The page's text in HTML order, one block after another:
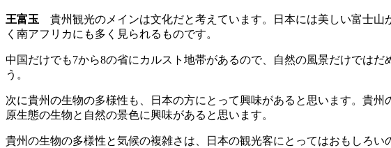
王富玉 貴州観光のメインは文化だと考えています。日本には美しい富士
く南アフリカにも多く見られるものです。
中国だけでも7から8の省にカルスト地帯があるので、自然の風景だけでは
う。
次に貴州の生物の多様性も、日本の方にとって興味があると思います。貴
原生態の生物と自然の景色に興味があると思います。
貴州の生物の多様性と気候の複雑さは、日本の観光客にとってはおもしろ